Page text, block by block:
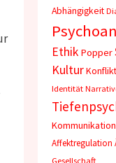
Abhängigkeit
Ethik Popper
Kultur
Identität
Kommunikation
Affektregulation
Gesellschaft